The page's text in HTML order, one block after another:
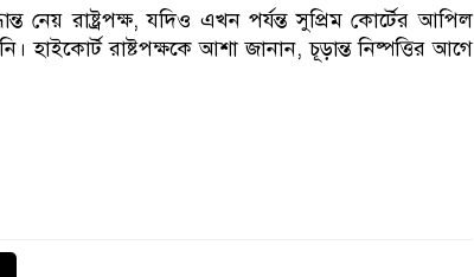
নেয় রাষ্ট্রপক্ষ, যদিও এখন পর্যন্ত সুপ্রিম কোর্টের আপিল
রাষ্টপক্ষকে আশা জানান, চূড়ান্ত নিষ্পত্তির আগে